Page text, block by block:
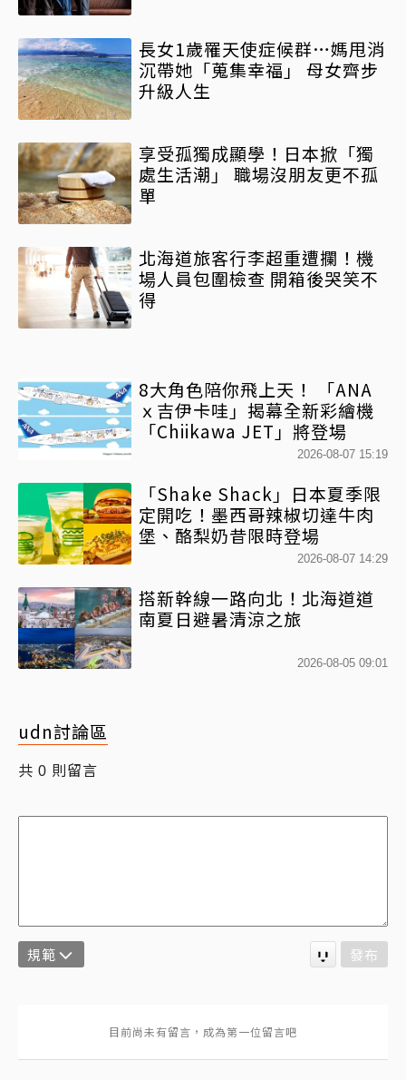
長女1歲罹天使症候群…媽甩消
沉帶她「蒐集幸福」 母女齊步
升級人生
享受孤獨成顯學！日本掀「獨
處生活潮」 職場沒朋友更不孤
單
北海道旅客行李超重遭攔！機
場人員包圍檢查 開箱後哭笑不
得
8大角色陪你飛上天！ 「ANA
ｘ吉伊卡哇」揭幕全新彩繪機
「Chiikawa JET」將登場
2026-08-07 15:19
「Shake Shack」日本夏季限
定開吃！墨西哥辣椒切達牛肉
堡、酪梨奶昔限時登場
2026-08-07 14:29
搭新幹線一路向北！北海道道
南夏日避暑清涼之旅
2026-08-05 09:01
udn討論區
共 0 則留言
規範 發布